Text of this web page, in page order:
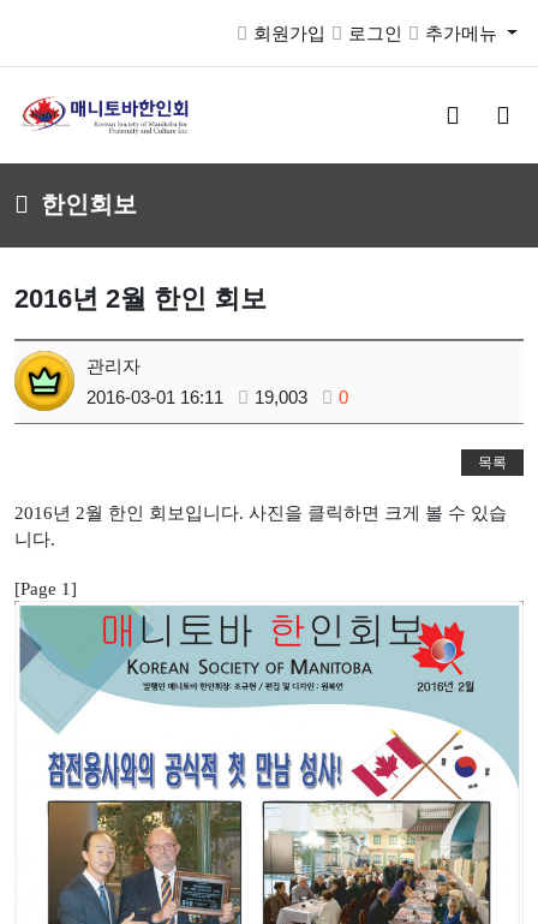
회원가입 로그인 추가메뉴
검
버
메
버
한인회보
2016년 2월 한인 회보
관리자
2016-03-01 16:11
19,003 0
목록
2016년 2월 한인 회보입니다. 사진을 클릭하면 크게 볼 수 있습
니다.
[Page 1]